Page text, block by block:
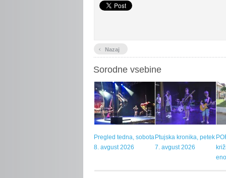
‹ Nazaj
Sorodne vsebine
Pregled tedna, sobota
8. avgust 2026
Ptujska kronika, petek
7. avgust 2026